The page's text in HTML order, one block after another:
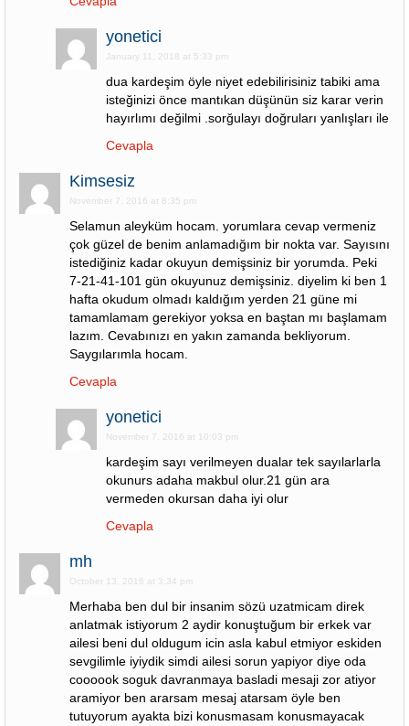
yonetici
January 11, 2018 at 5:33 pm
dua kardeşim öyle niyet edebilirisiniz tabiki ama
isteğinizi önce mantıkan düşünün siz karar verin
hayırlımı değilmi .sorğulayı doğruları yanlışları ile
Cevapla
Kimsesiz
November 7, 2016 at 8:35 pm
Selamun aleyküm hocam. yorumlara cevap vermeniz
çok güzel de benim anlamadığım bir nokta var. Sayısını
istediğiniz kadar okuyun demişsiniz bir yorumda. Peki
7-21-41-101 gün okuyunuz demişsiniz. diyelim ki ben 1
hafta okudum olmadı kaldığım yerden 21 güne mi
tamamlamam gerekiyor yoksa en baştan mı başlamam
lazım. Cevabınızı en yakın zamanda bekliyorum.
Saygılarımla hocam.
Cevapla
yonetici
November 7, 2016 at 10:03 pm
kardeşim sayı verilmeyen dualar tek sayılarlarla
okunurs adaha makbul olur.21 gün ara
vermeden okursan daha iyi olur
Cevapla
mh
October 13, 2016 at 3:34 pm
Merhaba ben dul bir insanim sözü uzatmicam direk
anlatmak istiyorum 2 aydir konuştuğum bir erkek var
ailesi beni dul oldugum icin asla kabul etmiyor eskiden
sevgilimle iyiydik simdi ailesi sorun yapiyor diye oda
coooook soguk davranmaya basladi mesaji zor atiyor
aramiyor ben ararsam mesaj atarsam öyle ben
tutuyorum ayakta bizi konusmasam konusmayacak